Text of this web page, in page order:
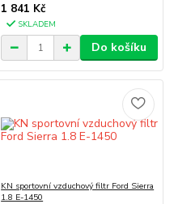
1 841 Kč
SKLADEM
Do košíku
KN sportovní vzduchový filtr Ford Sierra
1.8 E-1450